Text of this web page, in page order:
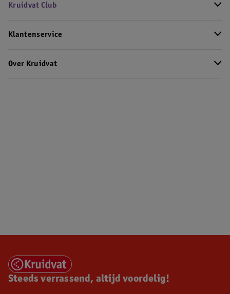
Kruidvat Club
Klantenservice
Over Kruidvat
Steeds verrassend, altijd voordelig!